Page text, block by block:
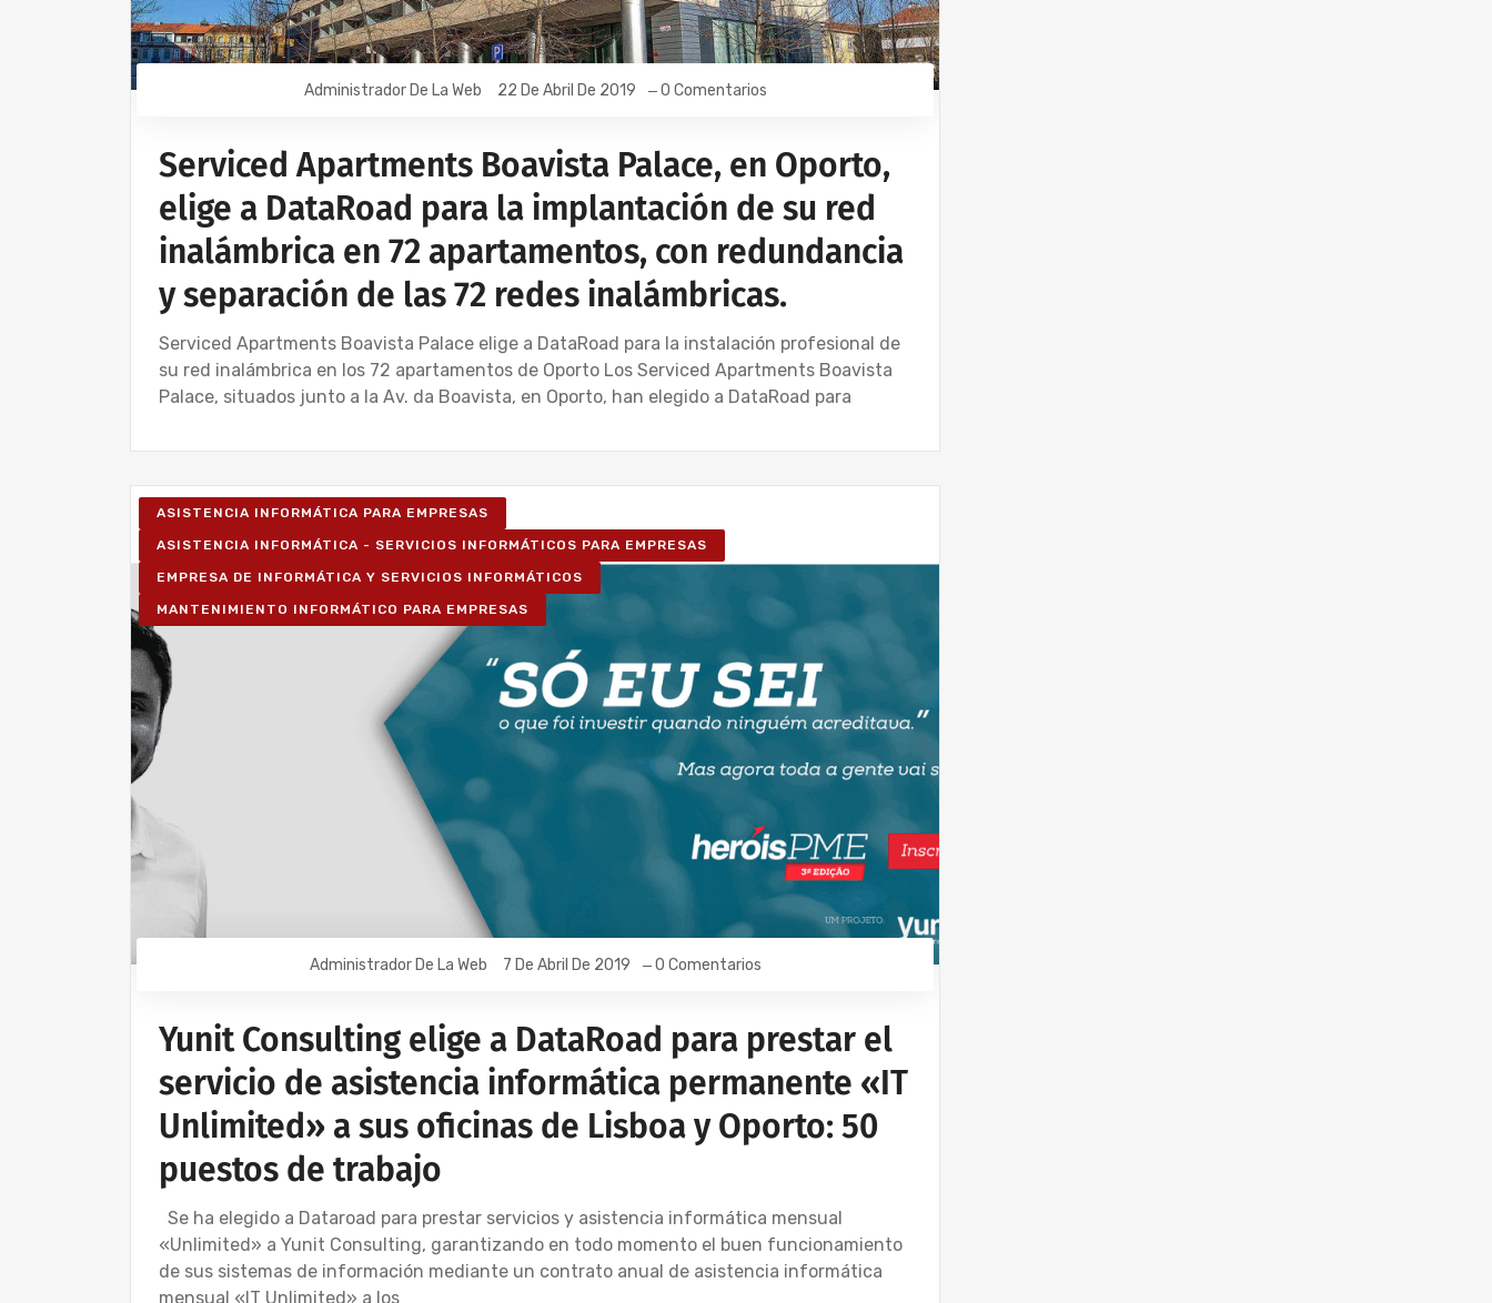
Administrador De La Web 22 De Abril De 2019 0 Comentarios
Serviced Apartments Boavista Palace, en Oporto,
elige a DataRoad para la implantación de su red
inalámbrica en 72 apartamentos, con redundancia
y separación de las 72 redes inalámbricas.
Serviced Apartments Boavista Palace elige a DataRoad para la instalación profesional de
su red inalámbrica en los 72 apartamentos de Oporto Los Serviced Apartments Boavista
Palace, situados junto a la Av. da Boavista, en Oporto, han elegido a DataRoad para
ASISTENCIA INFORMÁTICA PARA EMPRESAS
ASISTENCIA INFORMÁTICA - SERVICIOS INFORMÁTICOS PARA EMPRESAS
EMPRESA DE INFORMÁTICA Y SERVICIOS INFORMÁTICOS
MANTENIMIENTO INFORMÁTICO PARA EMPRESAS
Administrador De La Web 7 De Abril De 2019 0 Comentarios
Yunit Consulting elige a DataRoad para prestar el
servicio de asistencia informática permanente «IT
Unlimited» a sus oficinas de Lisboa y Oporto: 50
puestos de trabajo
Se ha elegido a Dataroad para prestar servicios y asistencia informática mensual
«Unlimited» a Yunit Consulting, garantizando en todo momento el buen funcionamiento
de sus sistemas de información mediante un contrato anual de asistencia informática
mensual «IT Unlimited» a los